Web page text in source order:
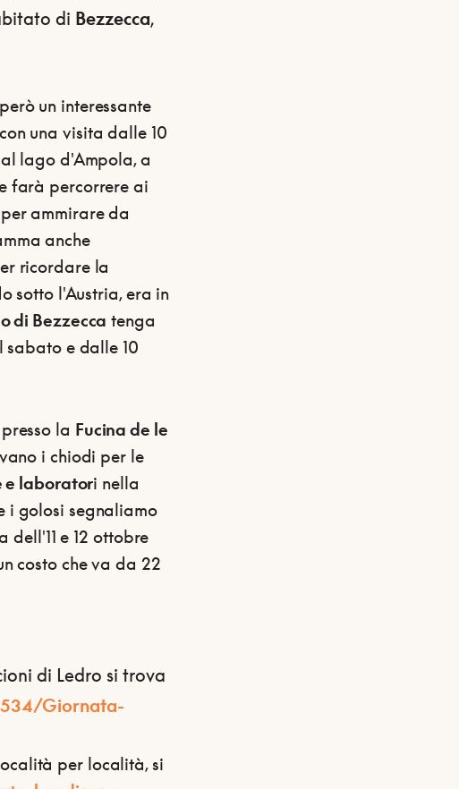
di Bezzecca,
un interessante
una visita dalle 10
lago d'Ampola, a
farà percorrere ai
ammirare da
anche
ricordare la
sotto l'Austria, era in
di Bezzecca tenga
sabato e dalle 10
la Fucina de le
i chiodi per le
laboratori nella
i golosi segnaliamo
e 12 ottobre
costo che va da 22
di Ledro si trova
Giornata-
per località, si